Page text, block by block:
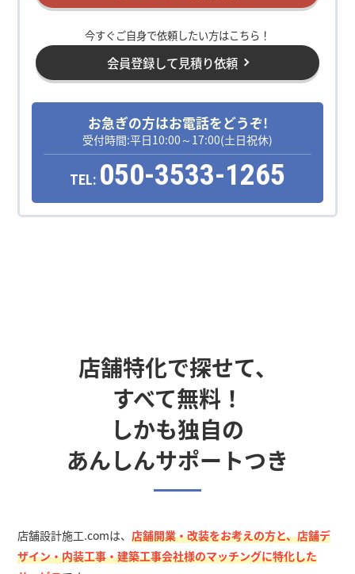
今すぐご自身で依頼したい方はこちら！
会員登録して見積り依頼
お急ぎの方はお電話をどうぞ!
受付時間:平日10:00～17:00(土日祝休)
TEL: 050-3533-1265
店舗特化で探せて、
すべて無料！
しかも独自の
あんしんサポートつき
店舗設計施工.comは、店舗開業・改装をお考えの方と、店舗デ
ザイン・内装工事・建築工事会社様のマッチングに特化した